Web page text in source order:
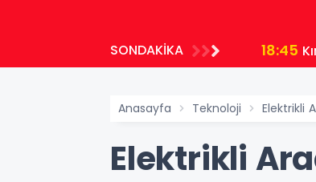
SONDAKİKA 18:45
Anasayfa Teknoloji Elektrikli
Elektrikli